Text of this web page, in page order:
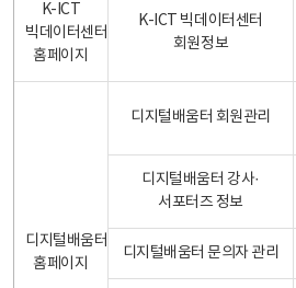
K-ICT
빅데이터센터
홈페이지
K-ICT 빅데이터센터
회원정보
디지털배움터
홈페이지
디지털배움터 회원관리
디지털배움터 강사·
서포터즈 정보
디지털배움터 문의자 관리